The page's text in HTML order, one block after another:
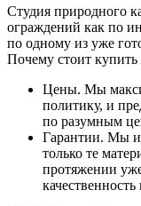
Студия природного
ограждений как по
по одному из уже
Почему стоит
Цены. Мы
политику, и
по разумным
Гарантии. Мы
только те
протяжении